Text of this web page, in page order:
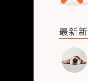
最新